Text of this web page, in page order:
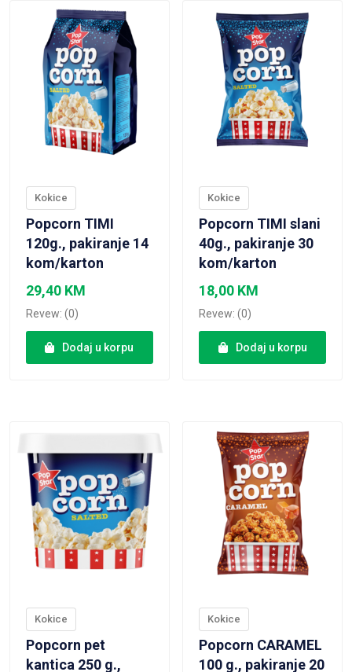
Kokice
Popcorn TIMI
120g., pakiranje 14
kom/karton
29,40 KM
Revew: (0)
Dodaj u korpu
Kokice
Popcorn TIMI slani
40g., pakiranje 30
kom/karton
18,00 KM
Revew: (0)
Dodaj u korpu
Kokice
Popcorn pet
kantica 250 g.,
Kokice
Popcorn CARAMEL
100 g., pakiranje 20